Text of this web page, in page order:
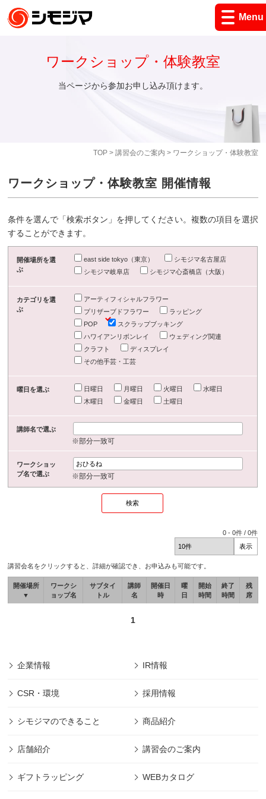
Menu
TOP> 講習会のご案内 > ワークショップ・体験教室
ワークショップ・体験教室
当ページから参加お申し込み頂けます。
ワークショップ・体験教室 開催情報
条件を選んで「検索ボタン」を押してください。複数の項目を選択
することができます。
開催場所を選
ぶ
east side tokyo（東京）
シモジマ名古屋店
シモジマ岐阜店
シモジマ心斎橋店（大阪）
カテゴリを選
ぶ
アーティフィシャルフラワー
プリザーブドフラワー
ラッピング
POP
スクラップブッキング
ハワイアンリボンレイ
ウェディング関連
クラフト
ディスプレイ
その他手芸・工芸
曜日を選ぶ 日曜日 月曜日 火曜日
水曜日
木曜日
金曜日 土曜日
講師名で選ぶ
※部分一致可
ワークショッ
プ名で選ぶ
※部分一致可
0 -0件 /0件
講習会名をクリックすると、詳細が確認でき、お申込みも可能です。
開催場所
▼
ワークシ
ョップ名
サブタイ
トル
講師
名
開催日
時
曜
日
開始
時間
終了
時間
残
席
1
企業情報 IR情報
CSR・環境 採用情報
シモジマのできること 商品紹介
店舗紹介 講習会のご案内
ギフトラッピング WEBカタログ